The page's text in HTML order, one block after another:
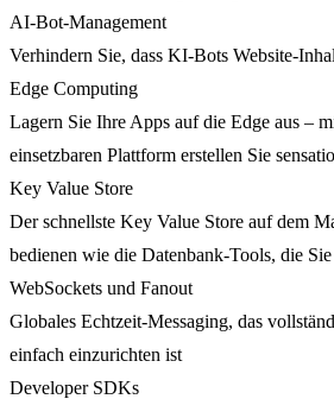
AI-Bot-Management
Verhindern Sie, dass KI-Bots Website-
Edge Computing
Lagern Sie Ihre Apps auf die Edge aus –
einsetzbaren Plattform erstellen Sie
Key Value Store
Der schnellste Key Value Store auf dem
bedienen wie die Datenbank-Tools, die
WebSockets und Fanout
Globales Echtzeit-Messaging, das
einfach einzurichten ist
Developer SDKs